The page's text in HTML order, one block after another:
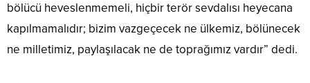
bölücü heveslenmemeli, hiçbir terör sevdalısı heyecana
kapılmamalıdır; bizim vazgeçecek ne ülkemiz, bölünecek
ne milletimiz, paylaşılacak ne de toprağımız vardır” dedi.